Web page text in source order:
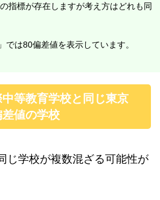
指標が存在しますが考え方はどれも同
では80偏差値を表示しています。
等教育学校と同じ東京
値の学校
じ学校が複数混ざる可能性が